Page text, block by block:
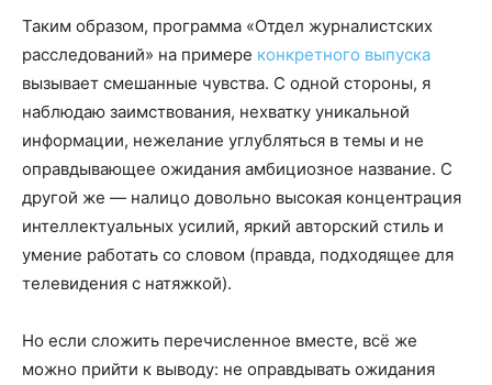
Таким образом, программа «Отдел журналистских
расследований» на примере конкретного выпуска
вызывает смешанные чувства. С одной стороны, я
наблюдаю заимствования, нехватку уникальной
информации, нежелание углубляться в темы и не
оправдывающее ожидания амбициозное название. С
другой же — налицо довольно высокая концентрация
интеллектуальных усилий, яркий авторский стиль и
умение работать со словом (правда, подходящее для
телевидения с натяжкой).
Но если сложить перечисленное вместе, всё же
можно прийти к выводу: не оправдывать ожидания